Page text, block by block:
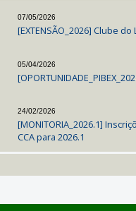
07/05/2026
[EXTENSÃO_2026] Clube do
05/04/2026
24/02/2026
[MONITORIA_2026.1]
CCA para 2026.1